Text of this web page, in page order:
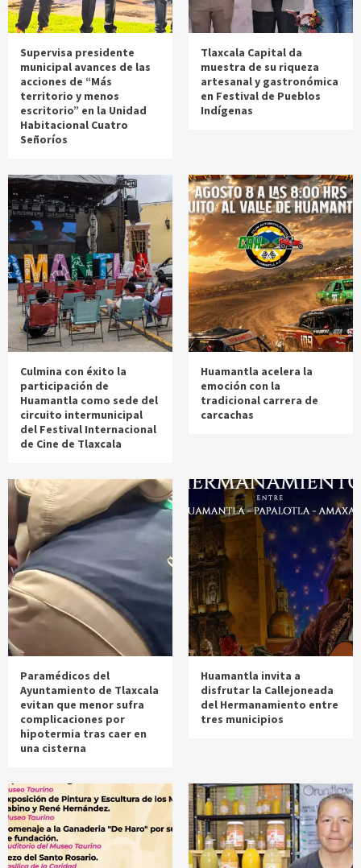
Supervisa presidente
municipal avances de las
acciones de “Más
territorio y menos
escritorio” en la Unidad
Habitacional Cuatro
Señoríos
Tlaxcala Capital da
muestra de su riqueza
artesanal y gastronómica
en Festival de Pueblos
Indígenas
Culmina con éxito la
participación de
Huamantla como sede del
circuito intermunicipal
del Festival Internacional
de Cine de Tlaxcala
Huamantla acelera la
emoción con la
tradicional carrera de
carcachas
Paramédicos del
Ayuntamiento de Tlaxcala
evitan que menor sufra
complicaciones por
hipotermia tras caer en
una cisterna
Huamantla invita a
disfrutar la Callejoneada
del Hermanamiento entre
tres municipios